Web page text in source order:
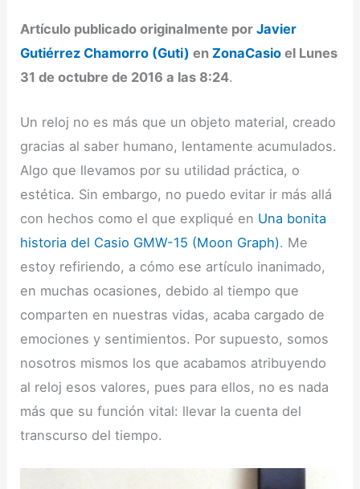
Artículo publicado originalmente porJavier
Gutiérrez Chamorro (Guti) enZonaCasio el Lunes
31 de octubre de 2016 a las 8:24.
Un reloj no es más que un objeto material, creado
gracias al saber humano, lentamente acumulados.
Algo que llevamos por su utilidad práctica, o
estética. Sin embargo, no puedo evitar ir más allá
con hechos como el que expliqué en Una bonita
historia del Casio GMW-15 (Moon Graph). Me
estoy refiriendo, a cómo ese artículo inanimado,
en muchas ocasiones, debido al tiempo que
comparten en nuestras vidas, acaba cargado de
emociones y sentimientos. Por supuesto, somos
nosotros mismos los que acabamos atribuyendo
al reloj esos valores, pues para ellos, no es nada
más que su función vital: llevar la cuenta del
transcurso del tiempo.